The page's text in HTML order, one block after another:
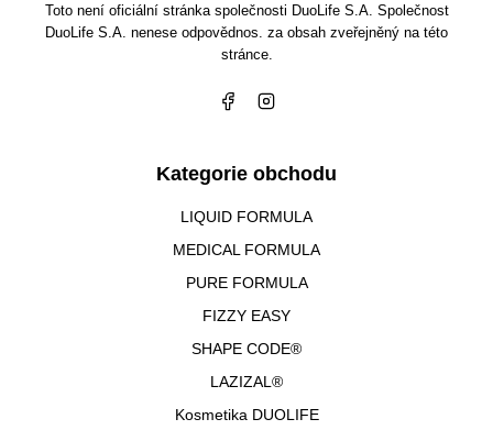
Toto není oficiální stránka společnosti DuoLife S.A. Společnost
DuoLife S.A. nenese odpovědnos. za obsah zveřejněný na této
stránce.
Kategorie obchodu
LIQUID FORMULA
MEDICAL FORMULA
PURE FORMULA
FIZZY EASY
SHAPE CODE®
LAZIZAL®
Kosmetika DUOLIFE